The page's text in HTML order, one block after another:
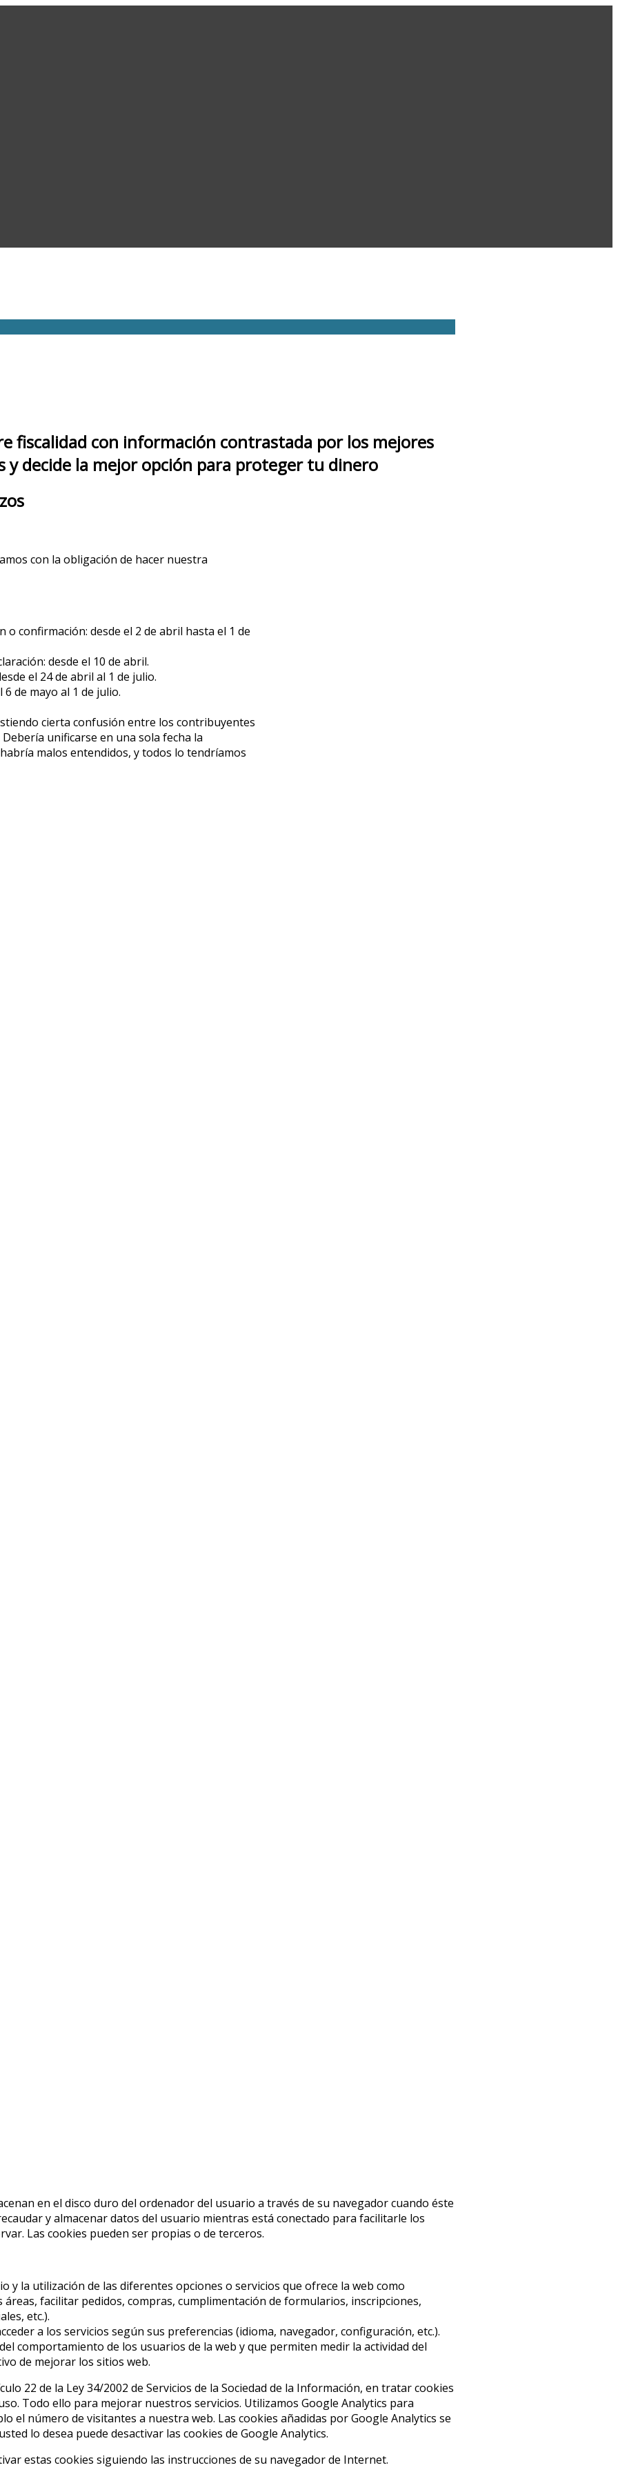
fiscalidad con información contrastada por los mejores
y decide la mejor opción para proteger tu dinero
con la obligación de hacer nuestra
confirmación: desde el 2 de abril hasta el 1 de
desde el 10 de abril.
el 24 de abril al 1 de julio.
de mayo al 1 de julio.
cierta confusión entre los contribuyentes
unificarse en una sola fecha la
malos entendidos, y todos lo tendríamos
en el disco duro del ordenador del usuario a través de su navegador cuando éste
y almacenar datos del usuario mientras está conectado para facilitarle los
Las cookies pueden ser propias o de terceros.
y la utilización de las diferentes opciones o servicios que ofrece la web como
facilitar pedidos, compras, cumplimentación de formularios, inscripciones,
etc.).
a los servicios según sus preferencias (idioma, navegador, configuración, etc.).
comportamiento de los usuarios de la web y que permiten medir la actividad del
de mejorar los sitios web.
22 de la Ley 34/2002 de Servicios de la Sociedad de la Información, en tratar cookies
Todo ello para mejorar nuestros servicios. Utilizamos Google Analytics para
el número de visitantes a nuestra web. Las cookies añadidas por Google Analytics se
lo desea puede desactivar las cookies de Google Analytics.
estas cookies siguiendo las instrucciones de su navegador de Internet.